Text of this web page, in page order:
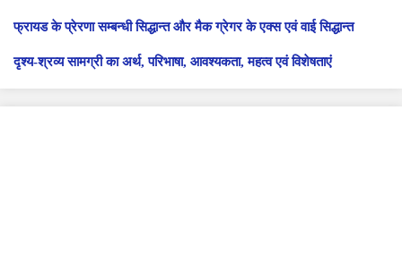
फ्रायड के प्रेरणा सम्बन्धी सिद्धान्त और मैक ग्रेगर के एक्स एवं वाई सिद्धान्त
दृश्य-श्रव्य सामग्री का अर्थ, परिभाषा, आवश्यकता, महत्व एवं विशेषताएं